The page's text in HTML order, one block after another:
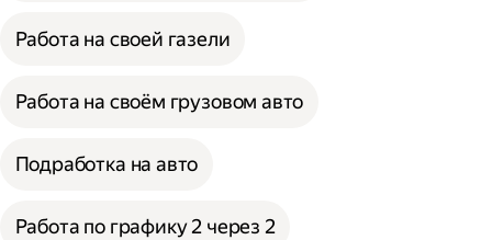
Работа на своей газели
Работа на своём грузовом авто
Подработка на авто
Работа по графику 2 через 2